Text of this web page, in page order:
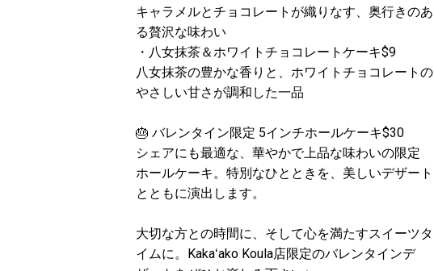
キャラメルとチョコレートが織りなす、奥行きのあ
る贅沢な味わい
・八女抹茶＆ホワイトチョコレートケーキ$9
八女抹茶の豊かな香りと、ホワイトチョコレートの
やさしい甘さが調和した一品
🎂 バレンタイン限定 5インチホールケーキ$30
シェアにも最適な、華やかで上品な味わいの限定
ホールケーキ。特別なひとときを、美しいデザート
とともに演出します。
大切な方との時間に、そして心を満たすスイーツタ
イムに。Kakaʻako Koula店限定のバレンタインデ